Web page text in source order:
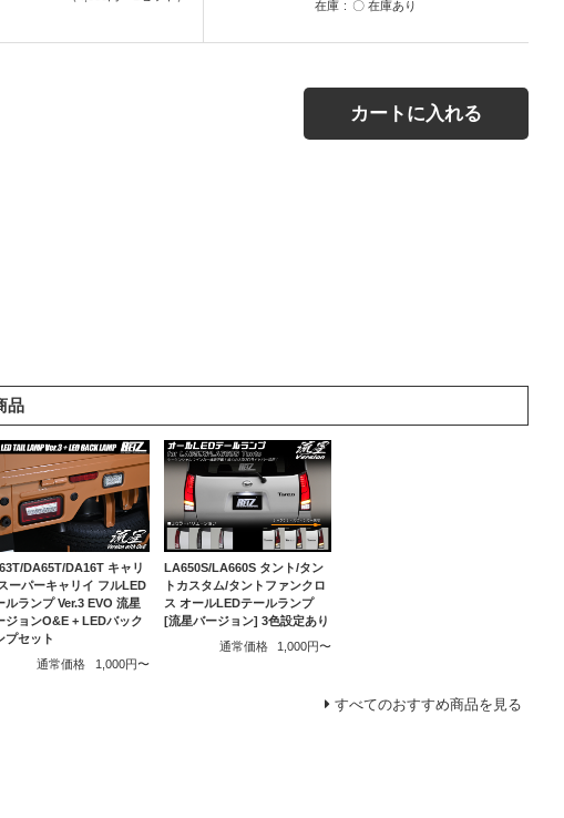
在庫 〇 在庫あり
カートに入れる
品
DA65T/DA16T キャリ
ーパーキャリイ フルLED
ルランプ Ver.3 EVO 流星
ジョンO&E + LEDバック
プセット
通常価格
1,000円〜
LA650S/LA660S タント/タン
トカスタム/タントファンクロ
ス オールLEDテールランプ
[流星バージョン] 3色設定あり
通常価格
1,000円〜
すべてのおすすめ商品を見る